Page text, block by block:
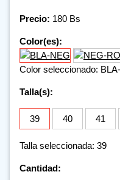
Precio: 180 Bs
Color(es):
Color seleccionado:
Talla(s):
39 40 41
Talla seleccionada: 39
Cantidad: